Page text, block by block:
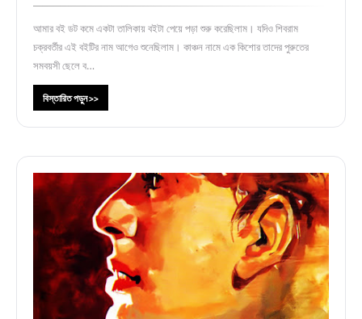
আমার বই ডট কমে একটা তালিকায় বইটা পেয়ে পড়া শুরু করেছিলাম। যদিও শিবরাম
চক্রবর্তীর এই বইটির নাম আগেও শুনেছিলাম। কাঞ্চন নামে এক কিশোর তাদের পুরুতের
সমবয়সী ছেলে ব…
বিস্তারিত পড়ুন >>